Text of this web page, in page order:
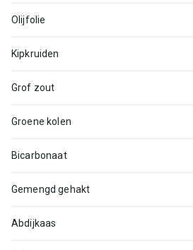
Olijfolie
Kipkruiden
Grof zout
Groene kolen
Bicarbonaat
Gemengd gehakt
Abdijkaas